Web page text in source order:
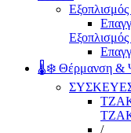
🌡️❄️ Θέρμανση &
/